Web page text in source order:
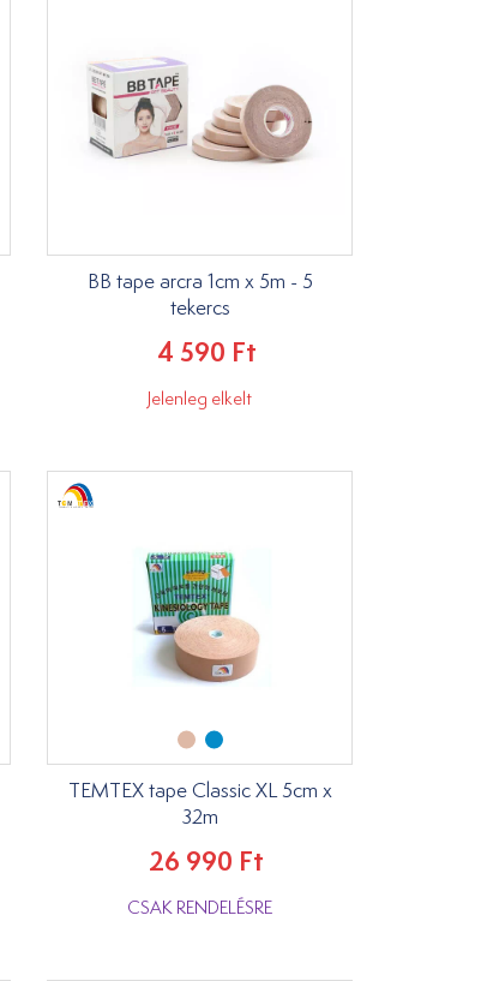
BB tape arcra 1cm x 5m - 5
tekercs
4 590 Ft
Jelenleg elkelt
TEMTEX tape Classic XL 5cm x
32m
26 990 Ft
CSAK RENDELÉSRE